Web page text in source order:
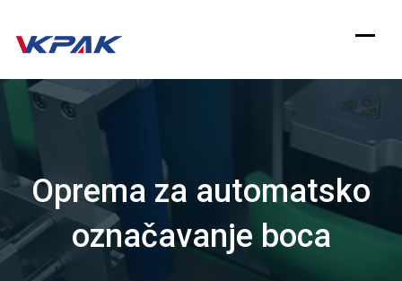
Preskoči
Oprema za automatsko
označavanje boca